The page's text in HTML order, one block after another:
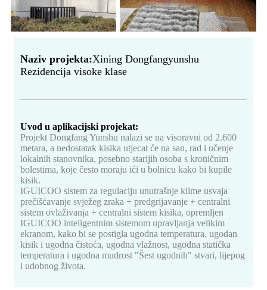
Naziv projekta:Xining Dongfangyunshu
Rezidencija visoke klase
Uvod u aplikacijski projekat:
Projekt Dongfang Yunshu nalazi se na visoravni od 2.600
metara, a nedostatak kisika utjecat će na san, rad i učenje
lokalnih stanovnika, posebno starijih osoba s kroničnim
bolestima, koje često moraju ići u bolnicu kako bi kupile
kisik.
IGUICOO sistem za regulaciju unutrašnje klime usvaja
prečišćavanje svježeg zraka + predgrijavanje + centralni
sistem ovlaživanja + centralni sistem kisika, opremljen
IGUICOO inteligentnim sistemom upravljanja velikim
ekranom, kako bi se postigla ugodna temperatura, ugodan
kisik i ugodna čistoća, ugodna vlažnost, ugodna statička
temperatura i ugodna mudrost "Šest ugodnih" stvari, lijepog
i udobnog života.